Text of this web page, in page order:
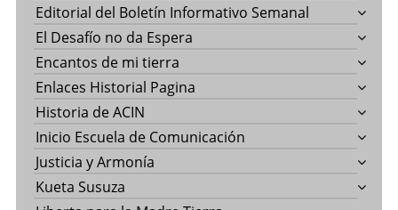
Editorial del Boletín Informativo Semanal
El Desafío no da Espera
Encantos de mi tierra
Enlaces Historial Pagina
Historia de ACIN
Inicio Escuela de Comunicación
Justicia y Armonía
Kueta Susuza